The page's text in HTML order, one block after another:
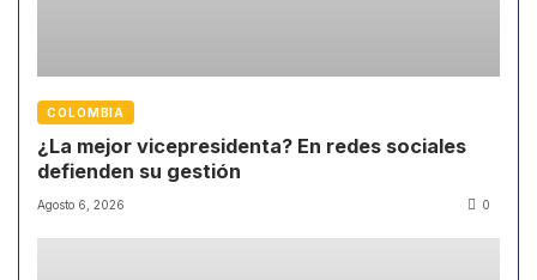
COLOMBIA
¿La mejor vicepresidenta? En redes sociales
defienden su gestión
Agosto 6, 2026 0